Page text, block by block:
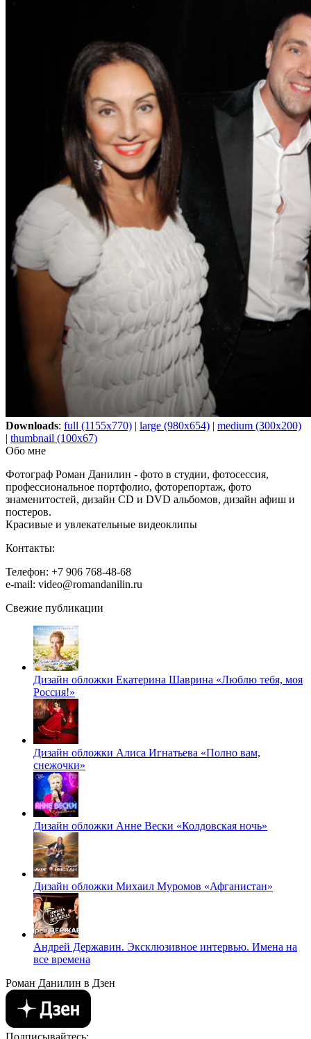
Downloads: full (1155x770) | large (980x654) | medium (300x200)
| thumbnail (100x67)
Обо мне
Фотограф Роман Данилин - фото в студии, фотосессия,
профессиональное портфолио, фоторепортаж, фото
знаменитостей, дизайн CD и DVD альбомов, дизайн афиш и
постеров.
Красивые и увлекательные видеоклипы
Контакты:
Телефон: +7 906 768-48-68
e-mail: video@romandanilin.ru
Свежие публикации
Дизайн обложки Екатерина Шаврина «Люблю тебя, моя
Россия!»
Дизайн обложки Алиса Игнатьева «Полно вам,
снежочки»
Дизайн обложки Анне Вески «Колдовская ночь»
Дизайн обложки Михаил Муромов «Афганистан»
Андрей Державин. Эксклюзивное интервью. Имена на
все времена
Роман Данилин в Дзен
Подписывайтесь: